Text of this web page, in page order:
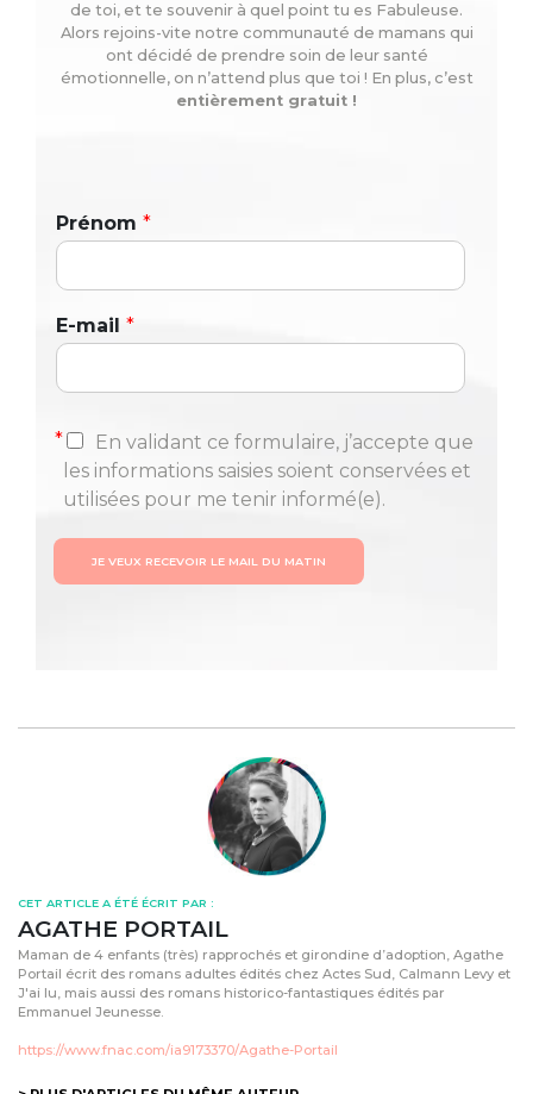
de toi, et te souvenir à quel point tu es Fabuleuse.
Alors rejoins-vite notre communauté de mamans qui
ont décidé de prendre soin de leur santé
émotionnelle, on n’attend plus que toi ! En plus, c’est
entièrement gratuit !
Prénom *
E-mail *
*
En validant ce formulaire, j’accepte que
les informations saisies soient conservées et
utilisées pour me tenir informé(e).
JE VEUX RECEVOIR LE MAIL DU MATIN
CET ARTICLE A ÉTÉ ÉCRIT PAR :
AGATHE PORTAIL
Maman de 4 enfants (très) rapprochés et girondine d’adoption, Agathe
Portail écrit des romans adultes édités chez Actes Sud, Calmann Levy et
J'ai lu, mais aussi des romans historico-fantastiques édités par
Emmanuel Jeunesse.
https://www.fnac.com/ia9173370/Agathe-Portail